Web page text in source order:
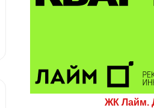
ЖК Лайм.